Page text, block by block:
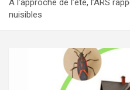
A l’approche de l’été, l’ARS
nuisibles